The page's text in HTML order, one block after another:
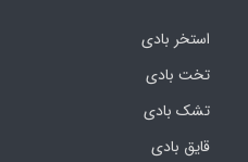
استخر بادی
تخت بادی
تشک بادی
قایق بادی